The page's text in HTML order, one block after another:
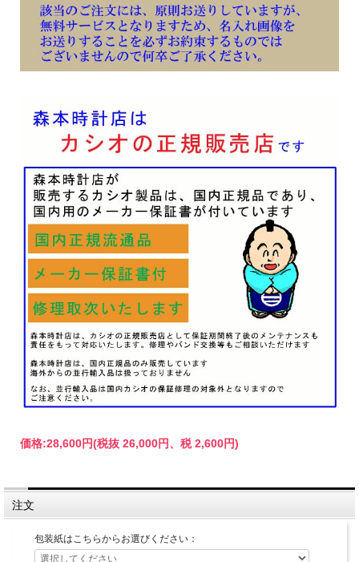
価格:28,600円(税抜 26,000円、税 2,600円)
注文
包装紙はこちらからお選びください：